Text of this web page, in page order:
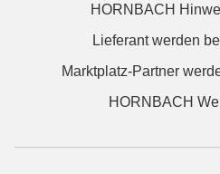
HORNBACH
Lieferant werden
Marktplatz-Partner
HORNBACH